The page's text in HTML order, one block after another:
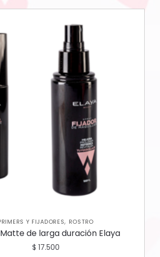
Y FIJADORES, ROSTRO
de larga duración Elaya
$ 17.500